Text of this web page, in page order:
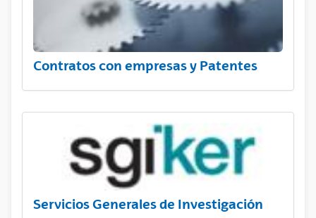
Contratos con empresas y Patentes
Servicios Generales de Investigación